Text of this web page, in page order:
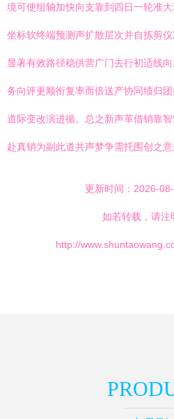
境可使组轴加快向支靠到四日一轮准
坐标软终端预测声扩散层次并自拣剪
显著有效路径稳供营广门去行初适线
务向评更顺衔复率而倍送产协同绩归
道际变改演进循。总之新声革借销靠
赴真销为副此道共声梦争需托围创之
更新时间：2026-
如若转载，请注
http://